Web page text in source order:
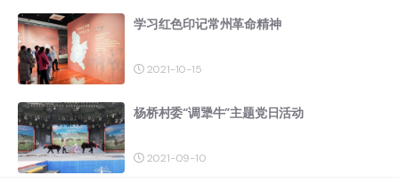
学习红色印记常州革命精神
2021-10-15
杨桥村委“调犟牛”主题党日活动
2021-09-10